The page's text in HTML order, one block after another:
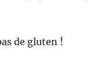
de gluten !